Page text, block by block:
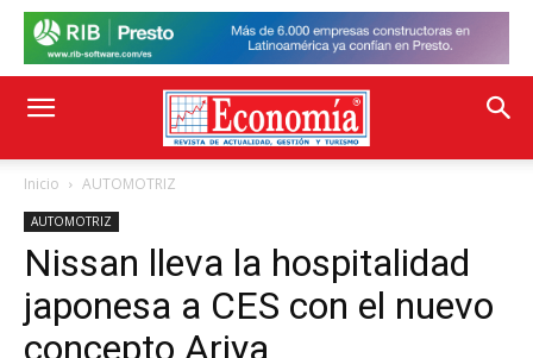
Inicio AUTOMOTRIZ
AUTOMOTRIZ
Nissan lleva la hospitalidad
japonesa a CES con el nuevo
concepto Ariya